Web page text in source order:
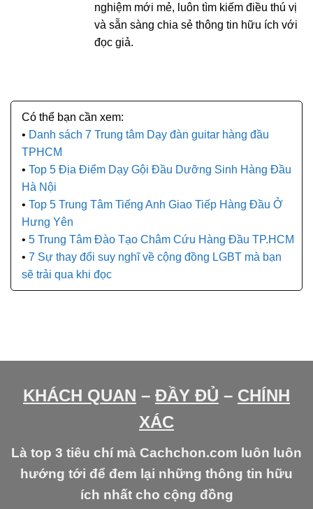
nghiệm mới mẻ, luôn tìm kiếm điều thú vị
và sẵn sàng chia sẻ thông tin hữu ích với
đọc giả.
Danh sách 7 Trung tâm Dạy đàn guitar hàng đầu
TPHCM
Top 5 Địa Điểm Dạy Gội Đầu Dưỡng Sinh Hàng Đầu
Hà Nội
Top 5 Trung Tâm Tiếng Anh Giao Tiếp Hàng Đầu Ở
Hưng Yên
5 Trung Tâm Đào Tạo Châm Cứu Hàng Đầu TP.HCM
7 Sự thay đổi suy nghĩ về cộng đồng LGBT mà bạn
sẽ trải qua khi đọc
KHÁCH QUAN – ĐẦY ĐỦ – CHÍNH
XÁC
Là top 3 tiêu chí mà Cachchon.com luôn luôn
hướng tới để đem lại những thông tin hữu
ích nhất cho cộng đồng